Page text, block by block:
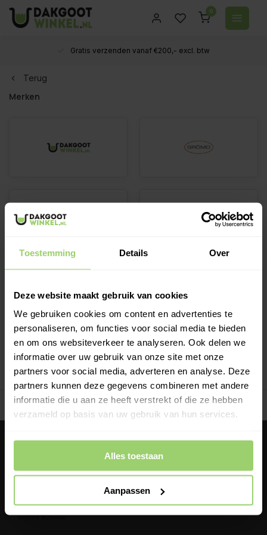
Toestemming Details Over
Deze website maakt gebruik van cookies
We gebruiken cookies om content en advertenties te
personaliseren, om functies voor social media te bieden
en om ons websiteverkeer te analyseren. Ook delen we
informatie over uw gebruik van onze site met onze
partners voor social media, adverteren en analyse. Deze
partners kunnen deze gegevens combineren met andere
informatie die u aan ze heeft verstrekt of die ze hebben
verzameld op basis van uw gebruik van hun services.
Alles toestaan
Aanpassen
0
Gratis verzenden vanaf €200,- excl. btw
Terug
Merken
Gratis verzenden vanaf €200,- excl. btw Deskundig advies!
info@dakgootwinkel.nl
+31850012825